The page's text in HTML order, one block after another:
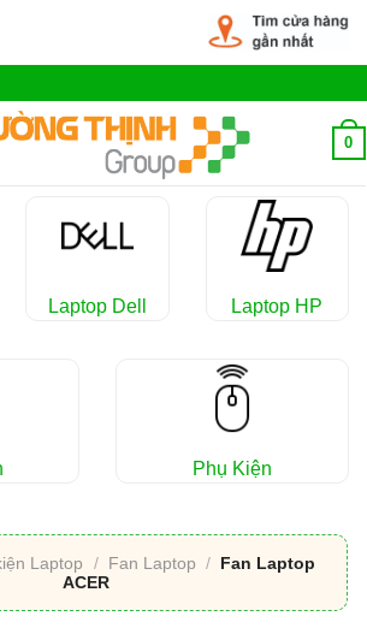
0
Laptop Dell Laptop HP
Phụ Kiện
Laptop / Fan Laptop / Fan Laptop
ACER